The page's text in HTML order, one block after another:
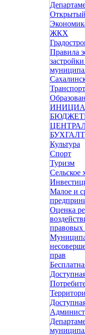
ЖКХ
Правила
Транспорт
Культура
Спорт
Туризм
Сельское
Малое и
Оценка
правовых
прав